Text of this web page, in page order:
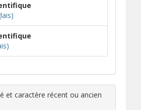
et caractère récent ou ancien